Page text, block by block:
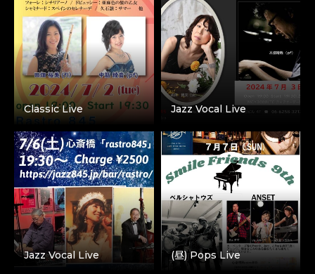
Classic Live Jazz Vocal Live
Jazz Vocal Live (昼) Pops Live